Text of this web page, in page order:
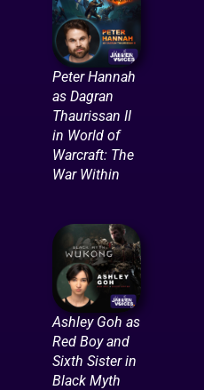
Peter Hannah
as Dagran
Thaurissan II
in World of
Warcraft: The
War Within
Ashley Goh as
Red Boy and
Sixth Sister in
Black Myth